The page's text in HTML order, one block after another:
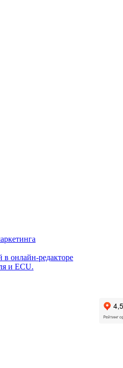
онлайн-редакторе
и ECU.